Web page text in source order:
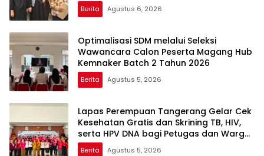
Berita Agustus 6, 2026
Optimalisasi SDM melalui Seleksi
Wawancara Calon Peserta Magang Hub
Kemnaker Batch 2 Tahun 2026
Berita Agustus 5, 2026
Lapas Perempuan Tangerang Gelar Cek
Kesehatan Gratis dan Skrining TB, HIV,
serta HPV DNA bagi Petugas dan Warga
Binaan
Berita Agustus 5, 2026